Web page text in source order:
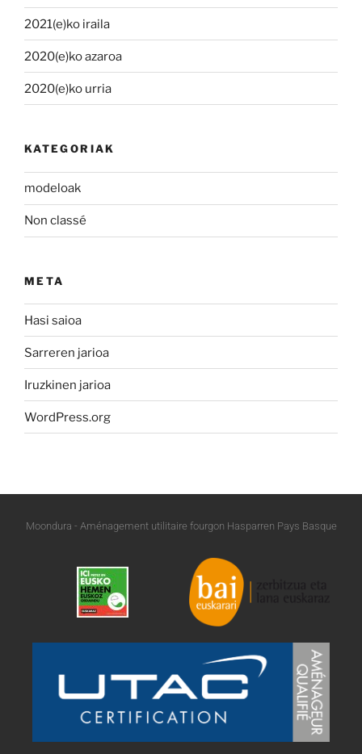
2021(e)ko iraila
2020(e)ko azaroa
2020(e)ko urria
KATEGORIAK
modeloak
Non classé
META
Hasi saioa
Sarreren jarioa
Iruzkinen jarioa
WordPress.org
Moondura - Aménagement utilitaire fourgon Hasparren Pays Basque